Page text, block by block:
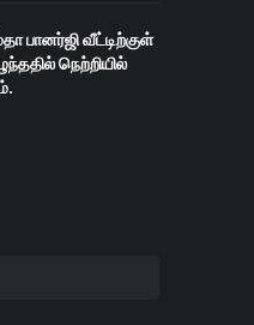
பானர்ஜி வீட்டிற்குள்
நெற்றியில்